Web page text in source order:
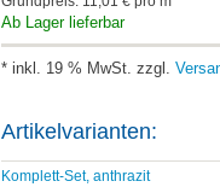
Ab Lager lieferbar
* inkl. 19 % MwSt. zzgl.
Artikelvarianten:
Komplett-Set, anthrazit